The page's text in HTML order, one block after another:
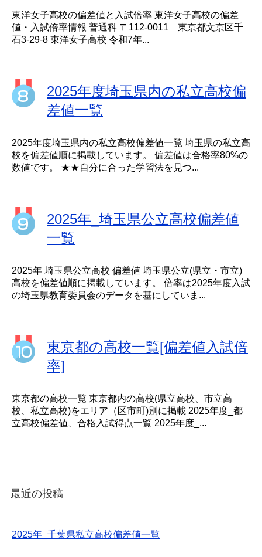
東洋女子高校の偏差値と入試倍率 東洋女子高校の偏差
値・入試倍率情報 普通科 〒112-0011 東京都文京区千
石3-29-8 東洋女子高校 令和7年...
2025年度埼玉県内の私立高校偏
差値一覧
2025年度埼玉県内の私立高校偏差値一覧 埼玉県の私立高
校を偏差値順に掲載しています。 偏差値は合格率80%の
数値です。 ★★自分に合った学習法を見つ...
2025年_埼玉県公立高校偏差値
一覧
2025年 埼玉県公立高校 偏差値 埼玉県公立(県立・市立)
高校を偏差値順に掲載しています。 倍率は2025年度入試
の埼玉県教育委員会のデータを基にしていま...
東京都の高校一覧[偏差値入試倍
率]
東京都の高校一覧 東京都内の高校(県立高校、市立高
校、私立高校)をエリア（区市町)別に掲載 2025年度_都
立高校偏差値、合格入試得点一覧 2025年度_...
最近の投稿
2025年_千葉県私立高校偏差値一覧